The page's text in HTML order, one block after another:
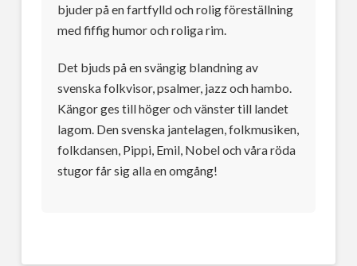
bjuder på en fartfylld och rolig föreställning
med fiffig humor och roliga rim.
Det bjuds på en svängig blandning av
svenska folkvisor, psalmer, jazz och hambo.
Kängor ges till höger och vänster till landet
lagom. Den svenska jantelagen, folkmusiken,
folkdansen, Pippi, Emil, Nobel och våra röda
stugor får sig alla en omgång!